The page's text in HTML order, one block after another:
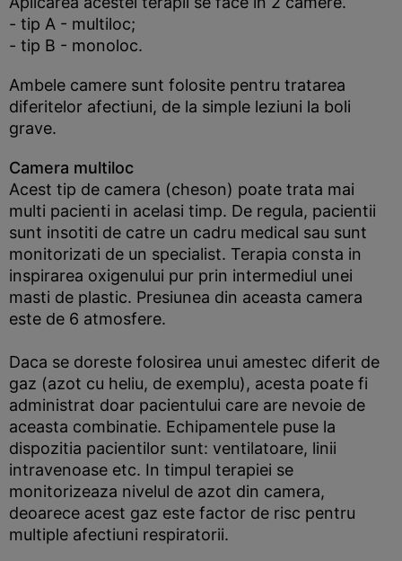
- tip A - multiloc;
- tip B - monoloc.
Ambele camere sunt folosite pentru tratarea
diferitelor afectiuni, de la simple leziuni la boli
grave.
Camera multiloc
Acest tip de camera (cheson) poate trata mai
multi pacienti in acelasi timp. De regula, pacientii
sunt insotiti de catre un cadru medical sau sunt
monitorizati de un specialist. Terapia consta in
inspirarea oxigenului pur prin intermediul unei
masti de plastic. Presiunea din aceasta camera
este de 6 atmosfere.
Daca se doreste folosirea unui amestec diferit de
gaz (azot cu heliu, de exemplu), acesta poate fi
administrat doar pacientului care are nevoie de
aceasta combinatie. Echipamentele puse la
dispozitia pacientilor sunt: ventilatoare, linii
intravenoase etc. In timpul terapiei se
monitorizeaza nivelul de azot din camera,
deoarece acest gaz este factor de risc pentru
multiple afectiuni respiratorii.